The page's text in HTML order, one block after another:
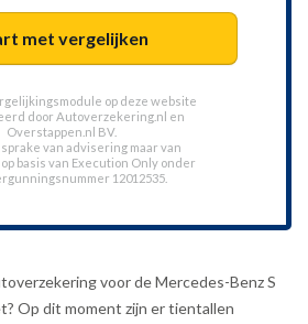
met vergelijken
op deze website
door Autoverzekering.nl en
Overstappen.nl BV.
sprake van advisering maar van
basis van Execution Only onder
12012535.
voor de Mercedes-Benz S
Op dit moment zijn er tientallen